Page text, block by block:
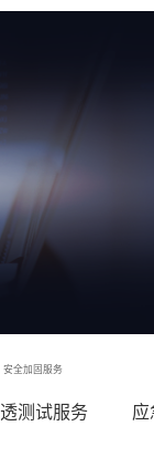
安全加固服务
测试服务 应